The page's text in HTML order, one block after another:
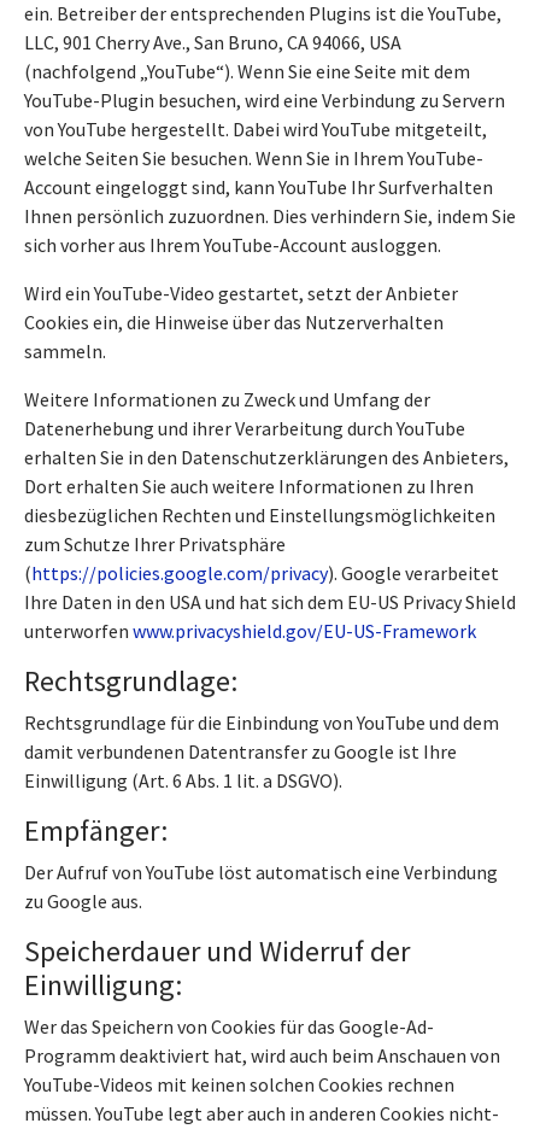
ein. Betreiber der entsprechenden Plugins ist die YouTube,
LLC, 901 Cherry Ave., San Bruno, CA 94066, USA
(nachfolgend „YouTube“). Wenn Sie eine Seite mit dem
YouTube-Plugin besuchen, wird eine Verbindung zu Servern
von YouTube hergestellt. Dabei wird YouTube mitgeteilt,
welche Seiten Sie besuchen. Wenn Sie in Ihrem YouTube-
Account eingeloggt sind, kann YouTube Ihr Surfverhalten
Ihnen persönlich zuzuordnen. Dies verhindern Sie, indem Sie
sich vorher aus Ihrem YouTube-Account ausloggen.
Wird ein YouTube-Video gestartet, setzt der Anbieter
Cookies ein, die Hinweise über das Nutzerverhalten
sammeln.
Weitere Informationen zu Zweck und Umfang der
Datenerhebung und ihrer Verarbeitung durch YouTube
erhalten Sie in den Datenschutzerklärungen des Anbieters,
Dort erhalten Sie auch weitere Informationen zu Ihren
diesbezüglichen Rechten und Einstellungsmöglichkeiten
zum Schutze Ihrer Privatsphäre
(https://policies.google.com/privacy). Google verarbeitet
Ihre Daten in den USA und hat sich dem EU-US Privacy Shield
unterworfen www.privacyshield.gov/EU-US-Framework
Rechtsgrundlage:
Rechtsgrundlage für die Einbindung von YouTube und dem
damit verbundenen Datentransfer zu Google ist Ihre
Einwilligung (Art. 6 Abs. 1 lit. a DSGVO).
Empfänger:
Der Aufruf von YouTube löst automatisch eine Verbindung
zu Google aus.
Speicherdauer und Widerruf der
Einwilligung:
Wer das Speichern von Cookies für das Google-Ad-
Programm deaktiviert hat, wird auch beim Anschauen von
YouTube-Videos mit keinen solchen Cookies rechnen
müssen. YouTube legt aber auch in anderen Cookies nicht-